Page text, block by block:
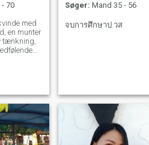
70
med
en munter
tænkning,
Søger: Mand 35 - 56
จบการศึกษาป.วส